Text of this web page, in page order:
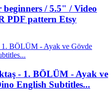
/ 5.5" / Video
PDF pattern Etsy
- 1. BÖLÜM - Ayak ve
English Subtitles...